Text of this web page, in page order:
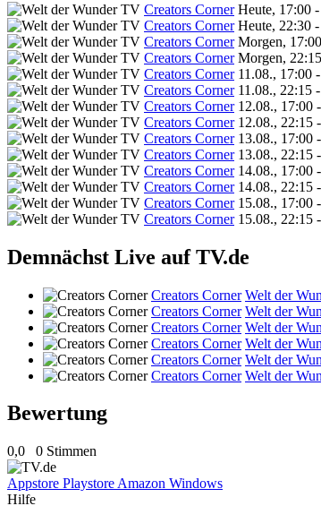
Creators Corner Heute, 17:00
Creators Corner Heute, 22:30
Creators Corner Morgen,
Creators Corner Morgen,
Creators Corner 11.08., 17:00
Creators Corner 11.08., 22:15
Creators Corner 12.08., 17:00
Creators Corner 12.08., 22:15
Creators Corner 13.08., 17:00
Creators Corner 13.08., 22:15
Creators Corner 14.08., 17:00
Creators Corner 14.08., 22:15
Creators Corner 15.08., 17:00
Creators Corner 15.08., 22:15
Demnächst Live auf TV.de
Creators Corner Welt der
Creators Corner Welt der
Creators Corner Welt der
Creators Corner Welt der
Creators Corner Welt der
Creators Corner Welt der
Bewertung
0,0 0 Stimmen
Appstore Playstore Amazon Windows
Hilfe